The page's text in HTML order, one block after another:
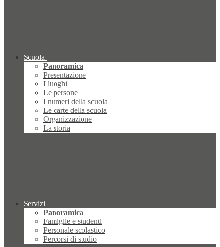
Scuola
Panoramica
Presentazione
I luoghi
Le persone
I numeri della scuola
Le carte della scuola
Organizzazione
La storia
Servizi
Panoramica
Famiglie e studenti
Personale scolastico
Percorsi di studio